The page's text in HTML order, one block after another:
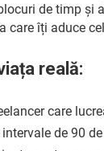
de timp și
care îți aduce
reală:
care
de 90